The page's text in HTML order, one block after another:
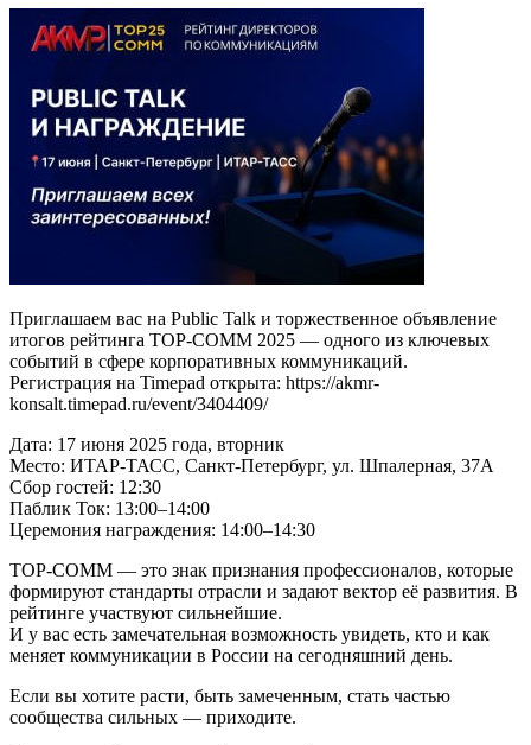
Приглашаем вас на Public Talk и торжественное объявление
итогов рейтинга TOP-COMM 2025 — одного из ключевых
событий в сфере корпоративных коммуникаций.
Регистрация на Timepad открыта: https://akmr-
konsalt.timepad.ru/event/3404409/
Дата: 17 июня 2025 года, вторник
Место: ИТАР-ТАСС, Санкт-Петербург, ул. Шпалерная, 37А
Сбор гостей: 12:30
Паблик Ток: 13:00–14:00
Церемония награждения: 14:00–14:30
TOP-COMM — это знак признания профессионалов, которые
формируют стандарты отрасли и задают вектор её развития. В
рейтинге участвуют сильнейшие.
И у вас есть замечательная возможность увидеть, кто и как
меняет коммуникации в России на сегодняшний день.
Если вы хотите расти, быть замеченным, стать частью
сообщества сильных — приходите.